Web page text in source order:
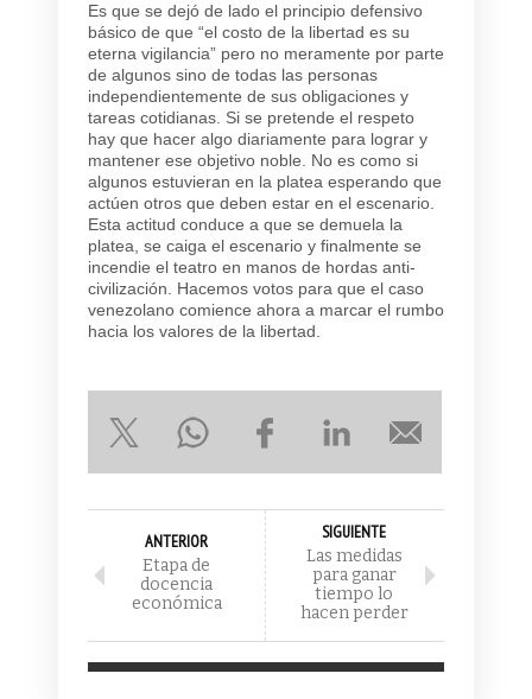
Es que se dejó de lado el principio defensivo
básico de que “el costo de la libertad es su
eterna vigilancia” pero no meramente por parte
de algunos sino de todas las personas
independientemente de sus obligaciones y
tareas cotidianas. Si se pretende el respeto
hay que hacer algo diariamente para lograr y
mantener ese objetivo noble. No es como si
algunos estuvieran en la platea esperando que
actúen otros que deben estar en el escenario.
Esta actitud conduce a que se demuela la
platea, se caiga el escenario y finalmente se
incendie el teatro en manos de hordas anti-
civilización. Hacemos votos para que el caso
venezolano comience ahora a marcar el rumbo
hacia los valores de la libertad.
ANTERIOR
Etapa de
docencia
económica
SIGUIENTE
Las medidas
para ganar
tiempo lo
hacen perder